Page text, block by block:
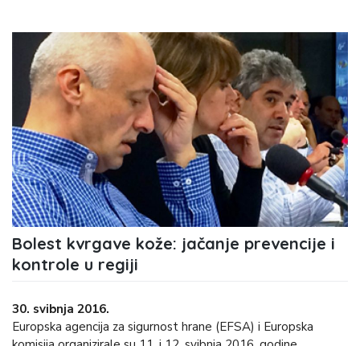
Bolest kvrgave kože: jačanje prevencije i
kontrole u regiji
30. svibnja 2016.
Europska agencija za sigurnost hrane (EFSA) i Europska